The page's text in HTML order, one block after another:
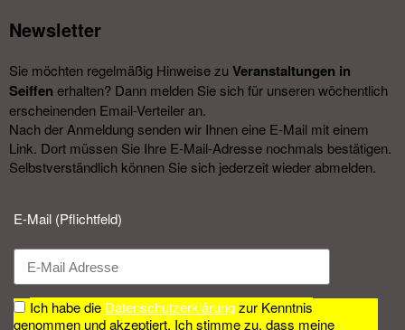
Newsletter​
Sie möchten regelmäßig Hinweise zu Veranstal­tungen in
Seiffen erhalten? Dann melden Sie sich für unseren wöchentlich
erscheinenden Email-Verteiler an.
Nach der Anmeldung senden wir Ihnen eine E-Mail mit einem
Link. Dort müssen Sie Ihre E-Mail-Adresse nochmals bestätigen.
Selbstverständlich können Sie sich jederzeit wieder abmelden.​
E-Mail (Pflichtfeld)
Ich habe die Datenschutzerklärungzur Kenntnis
genommen und akzeptiert. Ich stimme zu, dass meine